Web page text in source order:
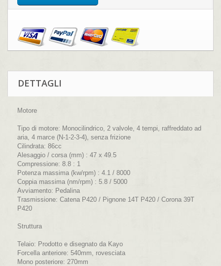
DETTAGLI
Motore
Tipo di motore: Monocilindrico, 2 valvole, 4 tempi, raffreddato ad
aria, 4 marce (N-1-2-3-4), senza frizione
Cilindrata: 86cc
Alesaggio / corsa (mm) : 47 x 49.5
Compressione: 8.8 : 1
Potenza massima (kw/rpm) : 4.1 / 8000
Coppia massima (nm/rpm) : 5.8 / 5000
Avviamento: Pedalina
Trasmissione: Catena P420 / Pignone 14T P420 / Corona 39T
P420
Struttura
Telaio: Prodotto e disegnato da Kayo
Forcella anteriore: 540mm, rovesciata
Mono posteriore: 270mm